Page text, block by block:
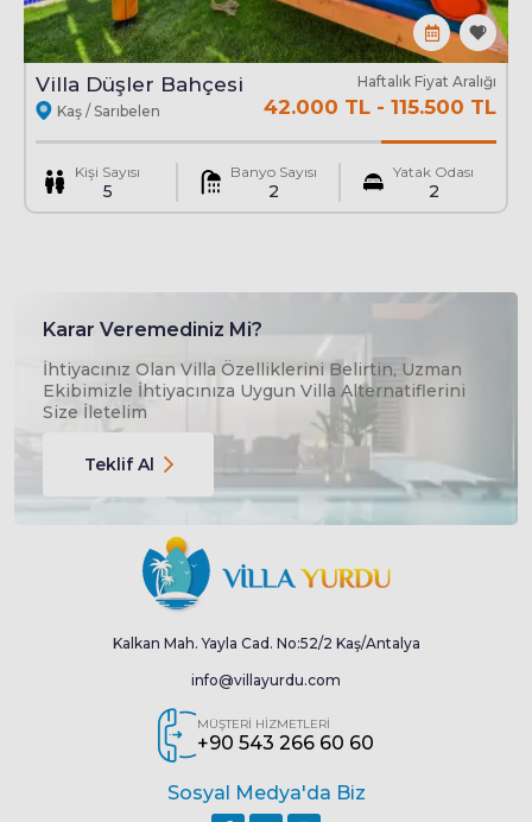
Havuz : Korunaklı Özel
En 3.5 Mt Boy 7 Mt Derinlik 1.5 Mt
Çocuk havuzu
En 2.5 Mt Boy 3.5 Mt Derinlik 0.4 Mt
Villa Düşler Bahçesi
Kaş / Sarıbelen
Haftalık Fiyat Aralığı
42.000 TL - 115.500 TL
Kişi Sayısı
5
Banyo Sayısı
2
Yatak Odası
2
Karar Veremediniz Mi?
İhtiyacınız Olan Villa Özelliklerini Belirtin, Uzman
Ekibimizle İhtiyacınıza Uygun Villa Alternatiflerini
Size İletelim
Teklif Al
Kalkan Mah. Yayla Cad. No:52/2 Kaş/Antalya
info@villayurdu.com
MÜŞTERİ HİZMETLERİ
+90 543 266 60 60
Sosyal Medya'da Biz